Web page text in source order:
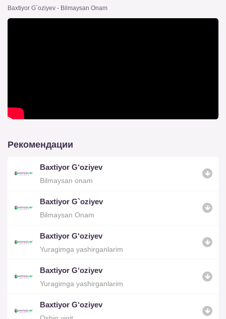
Baxtiyor G`oziyev - Bilmaysan Onam
Рекомендации
Baxtiyor G‘oziyev
Bilmaysan onam
Baxtiyor G`oziyev
Bilmaysan Onam
Baxtiyor G‘oziyev
Yuragimga yashirganlarim
Baxtiyor G‘oziyev
Yuragimga yashirganlarim
Baxtiyor G‘oziyev